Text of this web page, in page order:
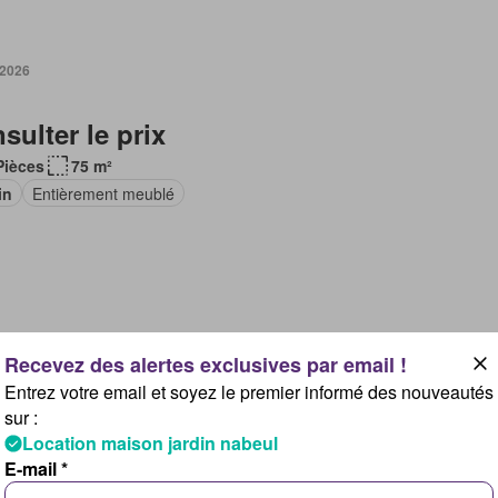
le prix
75 m²
Entièrement meublé
DT/mois
Douz
Terrasse Cuisine équipée Chauffage
Entrez votre email et soyez le premier informé des nouveautés
sur :
Location maison jardin nabeul
E-mail *